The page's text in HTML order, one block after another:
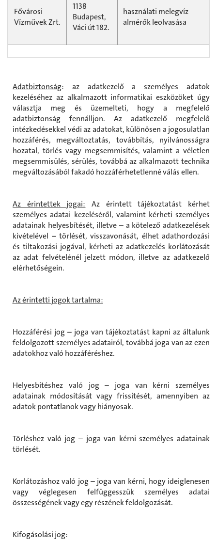
Fővárosi
Vízművek Zrt.
1138
Budapest,
Váci út 182.
használati melegvíz
almérők leolvasása
Adatbiztonság: az adatkezelő a személyes adatok
kezeléséhez az alkalmazott informatikai eszközöket úgy
választja meg és üzemelteti, hogy a megfelelő
adatbiztonság fennálljon. Az adatkezelő megfelelő
intézkedésekkel védi az adatokat, különösen a jogosulatlan
hozzáférés, megváltoztatás, továbbítás, nyilvánosságra
hozatal, törlés vagy megsemmisítés, valamint a véletlen
megsemmisülés, sérülés, továbbá az alkalmazott technika
megváltozásából fakadó hozzáférhetetlenné válás ellen.
Az érintettek jogai: Az érintett tájékoztatást kérhet
személyes adatai kezeléséről, valamint kérheti személyes
adatainak helyesbítését, illetve – a kötelező adatkezelések
kivételével – törlését, visszavonását, élhet adathordozási
és tiltakozási jogával, kérheti az adatkezelés korlátozását
az adat felvételénél jelzett módon, illetve az adatkezelő
elérhetőségein.
Az érintetti jogok tartalma:
Hozzáférési jog – joga van tájékoztatást kapni az általunk
feldolgozott személyes adatairól, továbbá joga van az ezen
adatokhoz való hozzáféréshez.
Helyesbítéshez való jog – joga van kérni személyes
adatainak módosítását vagy frissítését, amennyiben az
adatok pontatlanok vagy hiányosak.
Törléshez való jog – joga van kérni személyes adatainak
törlését.
Korlátozáshoz való jog – joga van kérni, hogy ideiglenesen
vagy véglegesen felfüggesszük személyes adatai
összességének vagy egy részének feldolgozását.
Kifogásolási jog: